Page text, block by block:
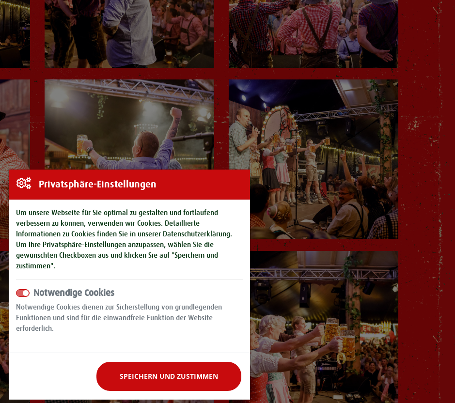
Privatsphäre-Einstellungen
Um unsere Webseite für Sie optimal zu gestalten und fortlaufend
verbessern zu können, verwenden wir Cookies. Detaillierte
Informationen zu Cookies finden Sie in unserer Datenschutzerklärung.
Um Ihre Privatsphäre-Einstellungen anzupassen, wählen Sie die
gewünschten Checkboxen aus und klicken Sie auf "Speichern und
zustimmen".
Notwendige Cookies
Notwendige Cookies dienen zur Sicherstellung von grundlegenden
Funktionen und sind für die einwandfreie Funktion der Website
erforderlich.
SPEICHERN UND ZUSTIMMEN